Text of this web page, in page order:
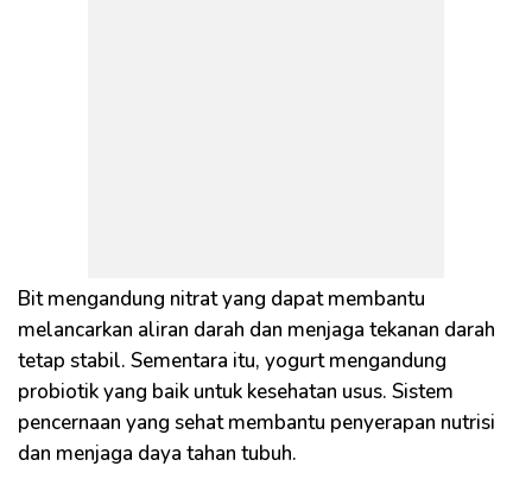
Bit mengandung nitrat yang dapat membantu
melancarkan aliran darah dan menjaga tekanan darah
tetap stabil. Sementara itu, yogurt mengandung
probiotik yang baik untuk kesehatan usus. Sistem
pencernaan yang sehat membantu penyerapan nutrisi
dan menjaga daya tahan tubuh.